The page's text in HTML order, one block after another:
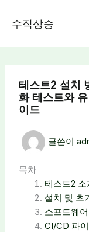
수직상승
테스트2 설치
화 테스트와
이드
글쓴이
목차
테스트2 소
설치 및 초
소프트웨
CI/CD 파